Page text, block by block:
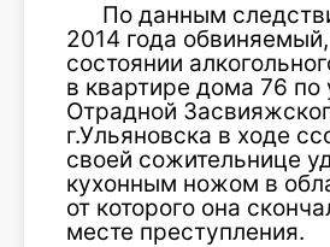
По данным
2014 года
состоянии
в квартире дома 76 по
Отрадной
г.Ульяновска в ходе
своей сожительнице
кухонным ножом в
от которого она
месте преступления.